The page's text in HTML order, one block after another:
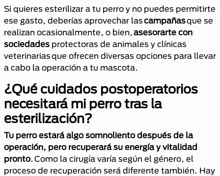
Si quieres esterilizar a tu perro y no puedes permitirte
ese gasto, deberías aprovechar lascampañasque se
realizan ocasionalmente, o bien, asesorarte con
sociedades protectoras de animales y clínicas
veterinarias que ofrecen diversas opciones para llevar
a cabo la operación a tu mascota.
¿Qué cuidados postoperatorios
necesitará mi perro tras la
esterilización?
Tu perro estará algo somnoliento después de la
operación, pero recuperará su energía y vitalidad
pronto. Como la cirugía varía según el género, el
proceso de recuperación será diferente también. Hay